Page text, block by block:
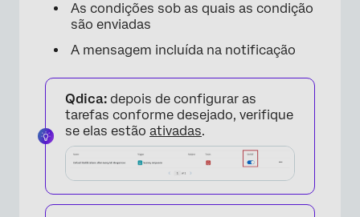
As condições sob as quais as condição
são enviadas
A mensagem incluída na notificação
Qdica: depois de configurar as
tarefas conforme desejado, verifique
se elas estão ativadas.